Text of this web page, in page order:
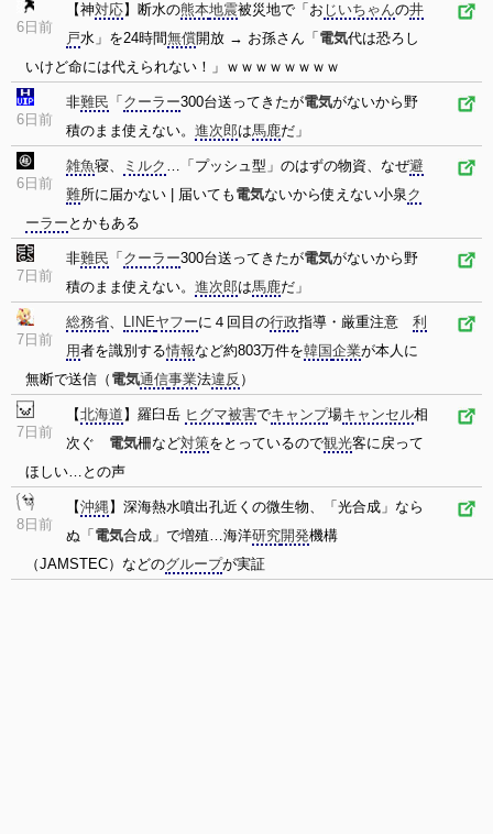
6日前
【神対応】断水の熊本地震被災地で「お じいちゃんの井
戸水」を24時間無償開放 → お孫さん「 電気代は恐ろし
いけど命には代えられない！」ｗｗｗｗｗｗｗｗ
6日前
非難民 「 クーラー300台送ってきたが電気がないから野
積のまま使えない。 進次郎は馬鹿だ」
6日前
雑魚寝、 ミルク …「プッシュ型」のはずの物資、なぜ避
難所に届かない | 届いても 電気ないから使えない小泉ク
ーラー とかもある
7日前
非難民 「 クーラー300台送ってきたが電気がないから野
積のまま使えない。 進次郎は馬鹿だ」
7日前
総務省、 LINEヤフーに４回目の行政指導・厳重注意 利
用者を識別する情報など約803万件を韓国企業が本人に
無断で送信（ 電気通信事業法違反 ）
7日前
【北海道 】羅臼岳 ヒグマ被害でキャンプ場キャンセル相
次ぐ 電気柵など対策をとっているので観光客に戻って
ほしい…との声
8日前
【沖縄】深海熱水噴出孔近くの微生物、「光合成」なら
ぬ「 電気合成」で増殖…海洋研究開発機構
（JAMSTEC）などのグループが実証